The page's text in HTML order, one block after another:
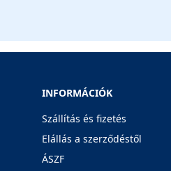
INFORMÁCIÓK
Szállítás és fizetés
Elállás a szerződéstől
ÁSZF